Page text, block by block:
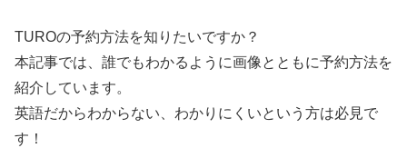
TUROの予約方法を知りたいですか？
本記事では、誰でもわかるように画像とともに予約方法を
紹介しています。
英語だからわからない、わかりにくいという方は必見で
す！